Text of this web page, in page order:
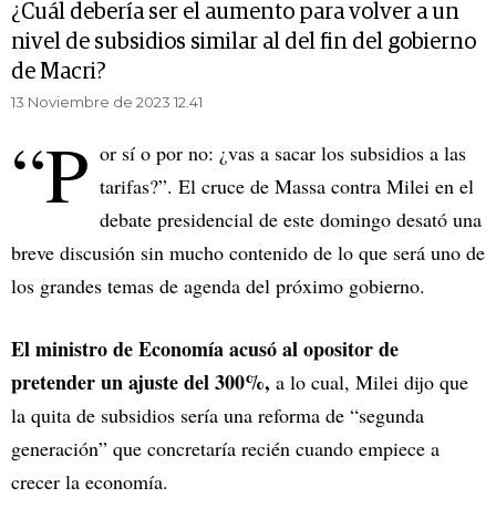
¿Cuál debería ser el aumento para volver a un
nivel de subsidios similar al del fin del gobierno
de Macri?
13 Noviembre de 2023 12.41
“P or sí o por no: ¿vas a sacar los subsidios a las
tarifas?”. El cruce de Massa contra Milei en el
debate presidencial de este domingo desató una
breve discusión sin mucho contenido de lo que será uno de
los grandes temas de agenda del próximo gobierno.
El ministro de Economía acusó al opositor de
pretender un ajuste del 300%, a lo cual, Milei dijo que
la quita de subsidios sería una reforma de “segunda
generación” que concretaría recién cuando empiece a
crecer la economía.